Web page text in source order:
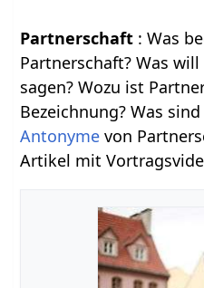
Partnerschaft : Was
Partnerschaft? Was
sagen? Wozu ist
Bezeichnung? Was sind
Antonyme von
Artikel mit